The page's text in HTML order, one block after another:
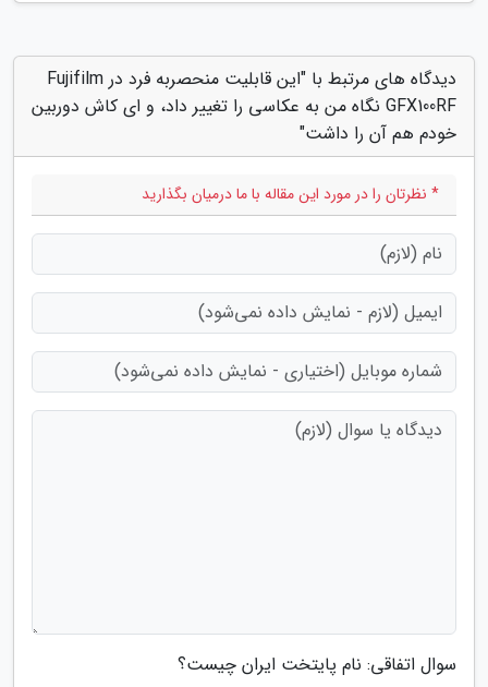
دیدگاه های مرتبط با "این قابلیت منحصربه فرد در Fujifilm
GFX100RF نگاه من به عکاسی را تغییر داد، و ای کاش دوربین
خودم هم آن را داشت"
* نظرتان را در مورد این مقاله با ما درمیان بگذارید
سوال اتفاقی: نام پایتخت ایران چیست؟